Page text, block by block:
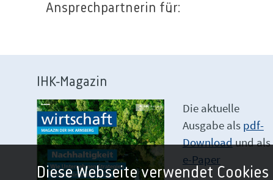
Ansprechpartnerin für:
IHK-Magazin
Die aktuelle
Ausgabe als pdf-
Downloadund als
e-Paper
Diese Webseite verwendet Cookies